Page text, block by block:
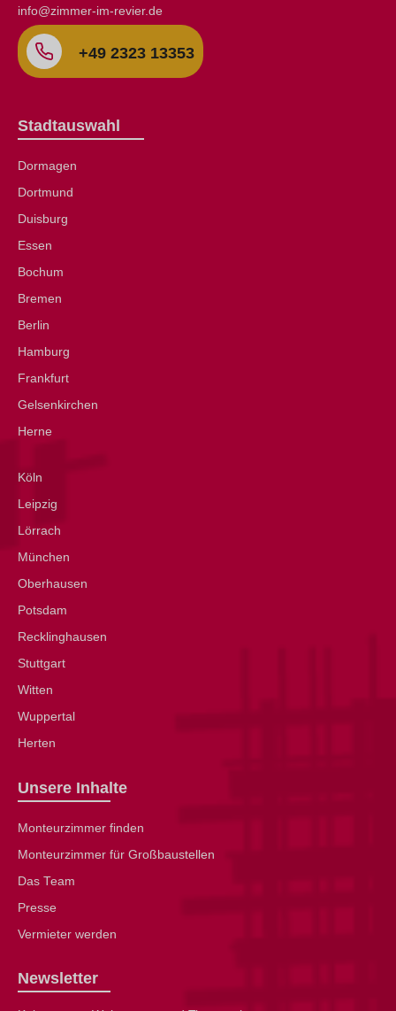
info@zimmer-im-revier.de
+49 2323 13353
Stadtauswahl
Dormagen
Dortmund
Duisburg
Essen
Bochum
Bremen
Berlin
Hamburg
Frankfurt
Gelsenkirchen
Herne
Köln
Leipzig
Lörrach
München
Oberhausen
Potsdam
Recklinghausen
Stuttgart
Witten
Wuppertal
Herten
Unsere Inhalte
Monteurzimmer finden
Monteurzimmer für Großbaustellen
Das Team
Presse
Vermieter werden
Newsletter